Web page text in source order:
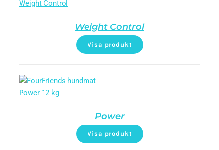
Weight Control
Visa produkt
Power
Visa produkt